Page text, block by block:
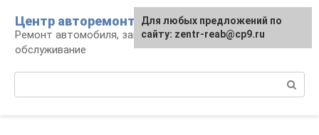
контенту
Центр авторемонта
Ремонт автомобиля, запчасти и
обслуживание
Для любых предложений по
сайту: zentr-reab@cp9.ru